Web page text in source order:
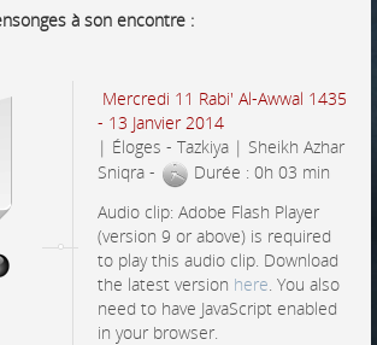
à son encontre :
Mercredi 11 Rabi' Al-Awwal 1435
- 13 Janvier 2014
| Éloges - Tazkiya | Sheikh Azhar
Sniqra -
Durée : 0h 03 min
Audio clip: Adobe Flash Player
(version 9 or above) is required
to play this audio clip. Download
the latest version here. You also
need to have JavaScript enabled
in your browser.